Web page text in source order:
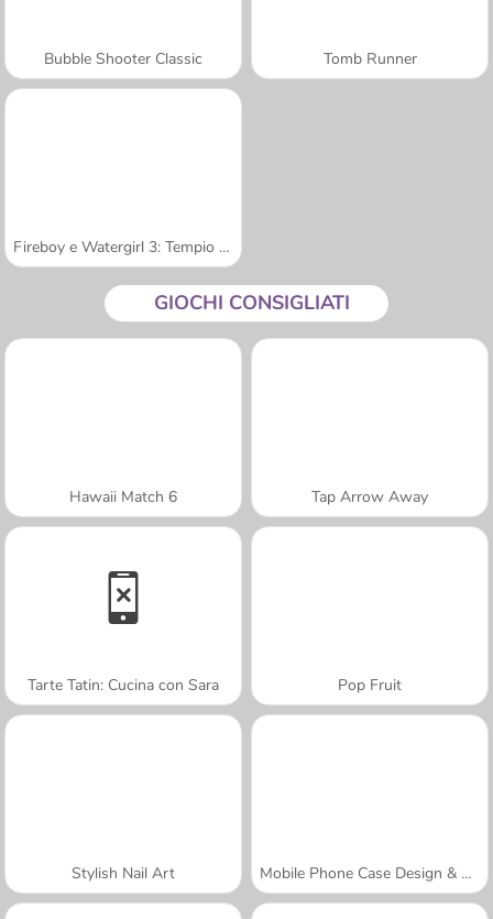
Bubble Shooter Classic Tomb Runner
Fireboy e Watergirl 3: Tempio del Ghiaccio
GIOCHI CONSIGLIATI
Hawaii Match 6 Tap Arrow Away
Tarte Tatin: Cucina con Sara Pop Fruit
Stylish Nail Art Mobile Phone Case Design & DIY